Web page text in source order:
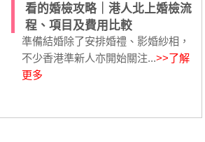
看的婚檢攻略｜港人北上婚檢流
程、項目及費用比較
準備結婚除了安排婚禮、影婚紗相，
不少香港準新人亦開始關注...>>了解
更多